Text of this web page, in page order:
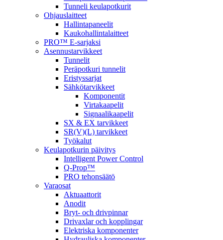
Tunneli keulapotkurit
Ohjauslaitteet
Hallintapaneelit
Kaukohallintalaitteet
PRO™ E-sarjaksi
Asennustarvikkeet
Tunnelit
Peräpotkuri tunnelit
Eristyssarjat
Sähkötarvikkeet
Komponentit
Virtakaapelit
Signaalikaapelit
SX & EX tarvikkeet
SR(V)(L) tarvikkeet
Työkalut
Keulapotkurin päivitys
Intelligent Power Control
Q-Prop™
PRO tehonsäätö
Varaosat
Aktuaattorit
Anodit
Bryt- och drivpinnar
Drivaxlar och kopplingar
Elektriska komponenter